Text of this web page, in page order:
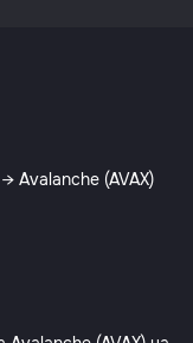
Avalanche (AVAX)